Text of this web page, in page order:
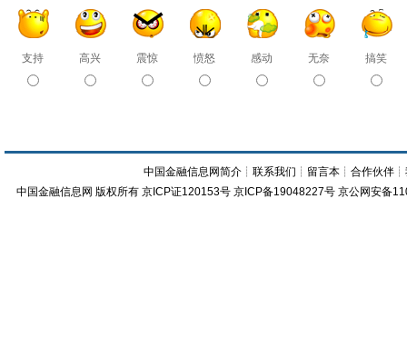
支持 高兴 震惊 愤怒 感动 无奈 搞笑
中国金融信息网简介 ┊联系我们 ┊ 留言本 ┊合作伙伴 ┊
中国金融信息网 版权所有 京ICP证120153号 京ICP备19048227号 京公网安备